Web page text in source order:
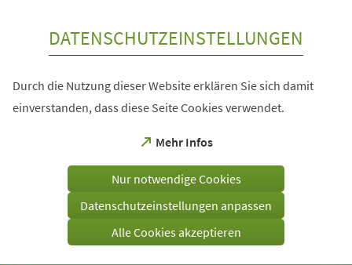
DATENSCHUTZEINSTELLUNGEN
Durch die Nutzung dieser Website erklären Sie sich damit
einverstanden, dass diese Seite Cookies verwendet.
Mehr Infos
(Öffnet
einem
Tab)
Nur notwendige Cookies
Datenschutzeinstellungen anpassen
Alle Cookies akzeptieren